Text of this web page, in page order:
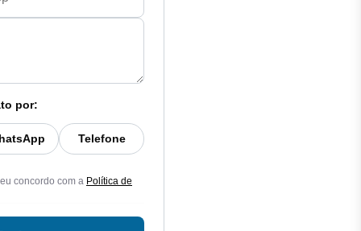
por:
Telefone
concordo com a Política de